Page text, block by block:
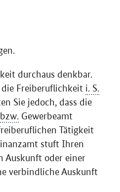
durchaus denkbar.
die Freiberuflichkeit i. S.
Sie jedoch, dass die
bzw. Gewerbeamt
Tätigkeit
stuft Ihren
Auskunft oder einer
verbindliche Auskunft